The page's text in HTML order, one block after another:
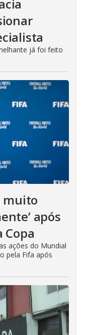
já foi feito
muito
após
Copa
ações do Mundial
pela Fifa após